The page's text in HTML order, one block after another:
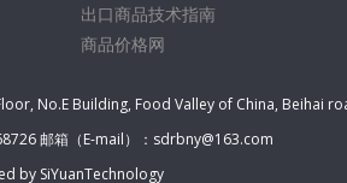
出口商品技术指南
商品价格网
No.E Building, Food Valley of China, Beihai
邮箱（E-mail）：sdrbny@163.com
by SiYuanTechnology